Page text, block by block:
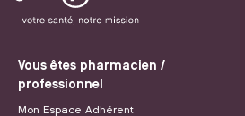
Vous êtes pharmacien /
professionnel
Mon Espace Adhérent